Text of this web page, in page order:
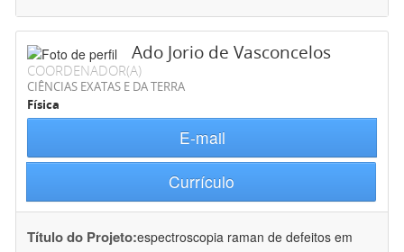
Ado Jorio de Vasconcelos
COORDENADOR(A)
CIÊNCIAS EXATAS E DA TERRA
Física
E-mail
Currículo
Título do Projeto:espectroscopia raman de defeitos em